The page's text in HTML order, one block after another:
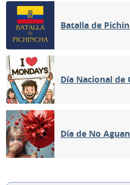
Batalla de
Día Nacional de
Día de No